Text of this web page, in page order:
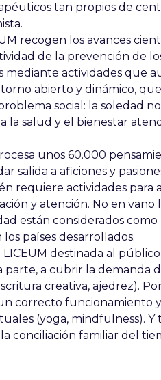
tan propios de
recogen los avances
de la prevención de
actividades que
abierto y dinámico,
social: la soledad
la salud y el bienestar
unos 60.000
salida a aficiones y
requiere actividades para
y atención. No en vano
están considerados
países desarrollados.
destinada al
parte, a cubrir la demanda
creativa, ajedrez).
correcto funcionamiento
(yoga, mindfulness). Y
conciliación familiar del